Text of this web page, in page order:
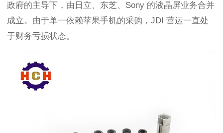
政府的主导下，由日立、东芝、Sony 的液晶屏业务合并
成立。由于单一依赖苹果手机的采购，JDI 营运一直处
于财务亏损状态。